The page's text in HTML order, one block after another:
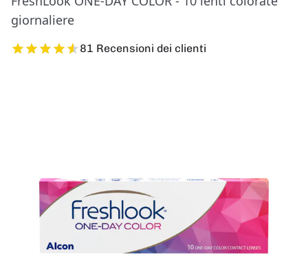
giornaliere
81 Recensioni dei clienti